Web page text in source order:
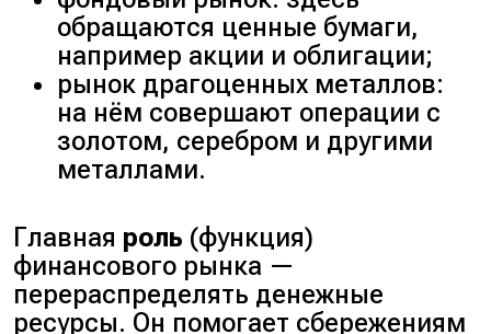
обращаются ценные бумаги,
например акции и облигации;
рынок драгоценных металлов:
на нём совершают операции с
золотом, серебром и другими
металлами.
Главная роль (функция)
финансового рынка —
перераспределять денежные
ресурсы. Он помогает сбережениям